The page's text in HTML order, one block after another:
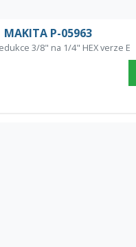
MAKITA P-05963
3/8" na 1/4" HEX verze E